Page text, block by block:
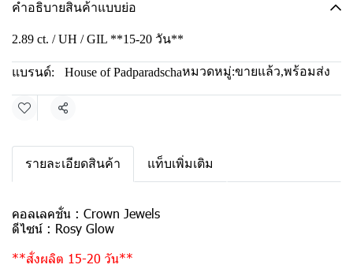
คำอธิบายสินค้าแบบย่อ
2.89 ct. / UH / GIL **15-20 วัน**
แบรนด์: House of Padparadschaหมวดหมู่:ขายแล้ว,พร้อมส่ง
แชร์
รายละเอียดสินค้า แท็บเพิ่มเติม
คอลเลคชั่น : Crown Jewels
ดีไซน์ : Rosy Glow
**สั่งผลิต 15-20 วัน**